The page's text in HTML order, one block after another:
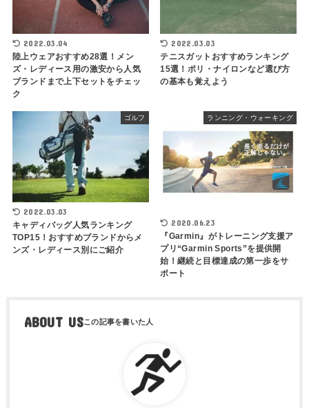
2022.03.04
陸上ウェアおすすめ28選！メン
ズ・レディース用の激安から人気
ブランドまで上下セットをチェッ
ク
2022.03.03
テニスガットおすすめランキング
15選！ポリ・ナイロンなど選び方
の基本も覚えよう
ゴルフ
2022.03.03
キャディバッグ人気ランキング
TOP15！おすすめブランドからメ
ンズ・レディース別にご紹介
ランニング・ウォーキング
2020.06.23
『Garmin』がトレーニング支援ア
プリ“Garmin Sports”を提供開
始！継続と目標達成の第一歩をサ
ポート
ABOUT US